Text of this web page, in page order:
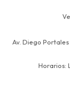
Av. Diego
Horarios: